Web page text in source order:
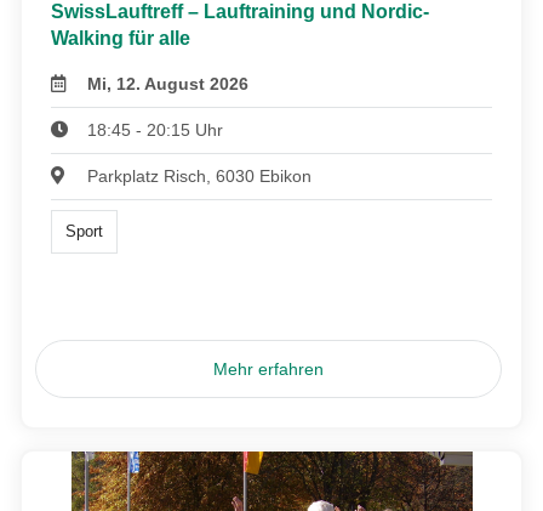
SwissLauftreff – Lauftraining und Nordic-
Walking für alle
Mi, 12. August 2026
18:45 - 20:15 Uhr
Parkplatz Risch, 6030 Ebikon
Sport
Mehr erfahren